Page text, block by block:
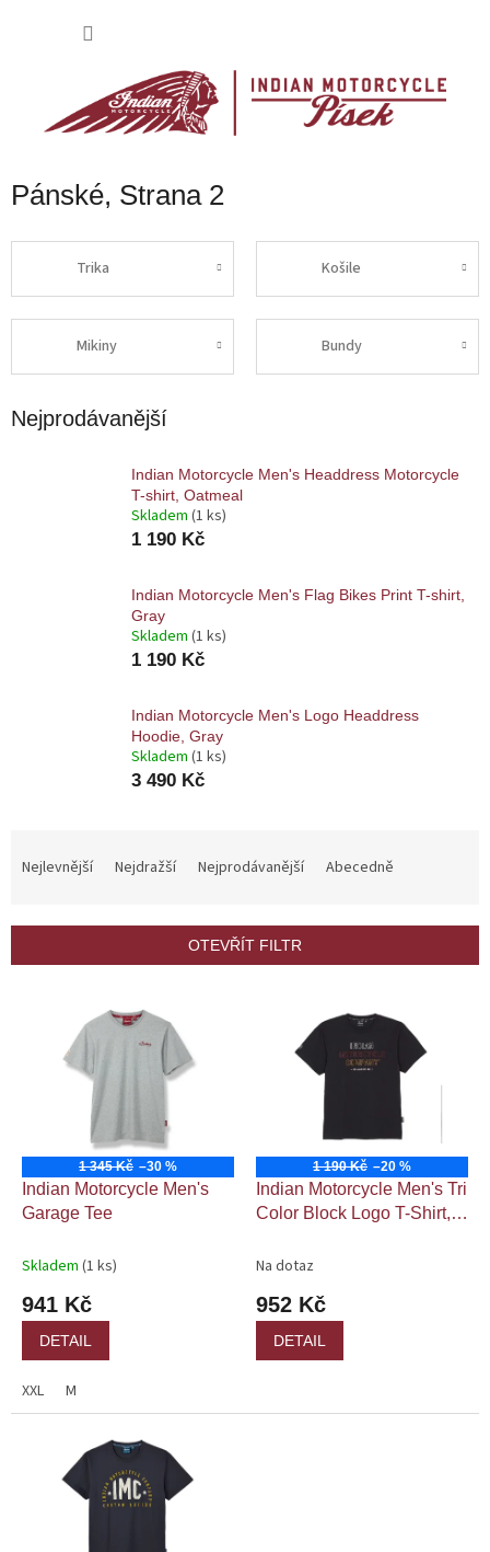
Pánské, Strana 2
Trika Košile
Mikiny Bundy
Nejprodávanější
Indian Motorcycle Men's Headdress Motorcycle
T-shirt, Oatmeal
Skladem (1 ks)
1 190 Kč
Indian Motorcycle Men's Flag Bikes Print T-shirt,
Gray
Skladem (1 ks)
1 190 Kč
Indian Motorcycle Men's Logo Headdress
Hoodie, Gray
Skladem (1 ks)
3 490 Kč
í
Nejlevnější Nejdražší Nejprodávanější Abecedně
OTEVŘÍT FILTR
1 345 Kč –30 %
Indian Motorcycle Men's
Garage Tee
Skladem (1 ks)
941 Kč
DETAIL
XXL M
1 190 Kč –20 %
Indian Motorcycle Men's Tri
Color Block Logo T-Shirt,
Na dotaz
952 Kč
DETAIL